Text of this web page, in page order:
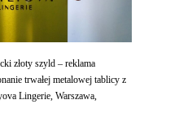
złoty szyld – reklama
trwałej metalowej tablicy z
Lingerie, Warszawa,